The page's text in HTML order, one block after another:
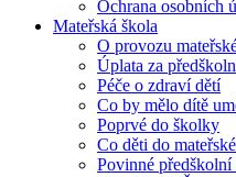
Ochrana osobních
Mateřská škola
O provozu
Úplata za
Péče o zdraví dětí
Co by mělo dítě
Poprvé do školky
Co děti do
Povinné